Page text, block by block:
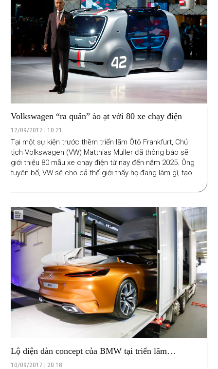
Volkswagen “ra quân” ào ạt với 80 xe chạy điện
12/09/2017 | 10:21
Tại một sự kiện trước thềm triển lãm Ôtô Frankfurt, Chủ
tịch Volkswagen (VW) Matthias Muller đã thông báo sẽ
giới thiệu 80 mẫu xe chạy điện từ nay đến năm 2025. Ông
tuyên bố, VW sẽ cho cả thế giới thấy họ đang làm gì, tạo
gần đây.
Lộ diện dàn concept của BMW tại triển lãm
Frankfurt
10/09/2017 | 20:18